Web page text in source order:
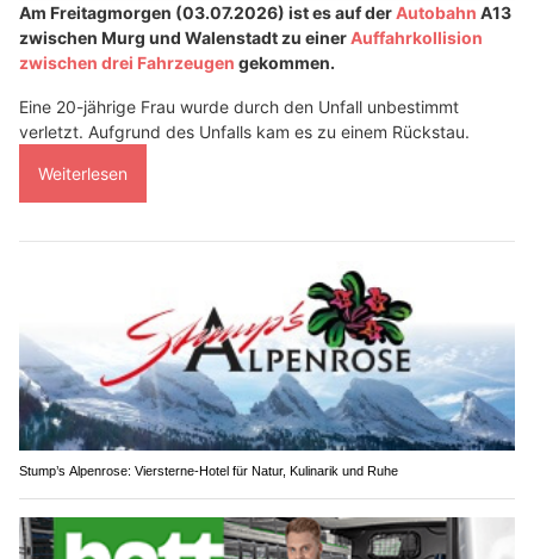
Am Freitagmorgen (03.07.2026) ist es auf derAutobahn A13
zwischen Murg und Walenstadt zu einerAuffahrkollision
zwischen drei Fahrzeugen gekommen.
Eine 20-jährige Frau wurde durch den Unfall unbestimmt
verletzt. Aufgrund des Unfalls kam es zu einem Rückstau.
Weiterlesen
Stump’s Alpenrose: Viersterne-Hotel für Natur, Kulinarik und Ruhe